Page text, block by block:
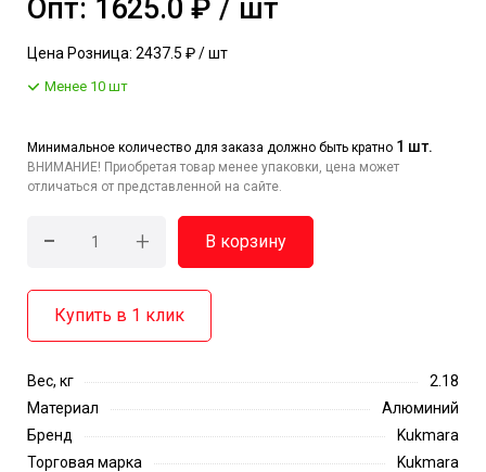
Опт: 1625.0 ₽ / шт
Цена Розница: 2437.5 ₽ / шт
Менее 10 шт
Минимальное количество для заказа должно быть кратно 1 шт.
ВНИМАНИЕ! Приобретая товар менее упаковки, цена может
отличаться от представленной на сайте.
- + В корзину
Купить в 1 клик
Вес, кг
2.18
Материал
Алюминий
Бренд
Kukmara
Торговая марка
Kukmara